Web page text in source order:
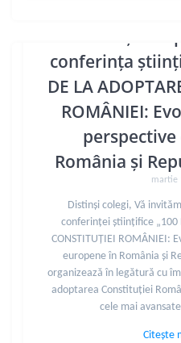
conferința
DE LA
ROMÂNIEI:
România și
martie
Distinși colegi, Vă
conferinței științifice „100
CONSTITUȚIEI ROMÂNIEI:
europene în România și
organizează în legătură cu
adoptarea Constituției
cele mai
Citește